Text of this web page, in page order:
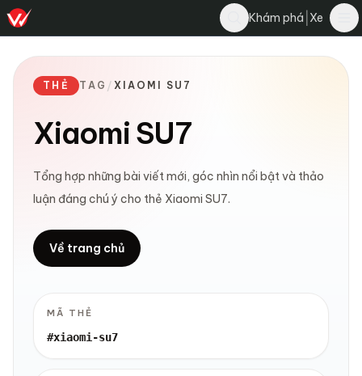
Khám phá Xe
THẺ TAG / XIAOMI SU7
Xiaomi SU7
Tổng hợp những bài viết mới, góc nhìn nổi bật và thảo
luận đáng chú ý cho thẻ Xiaomi SU7.
Về trang chủ
MÃ THẺ
#xiaomi-su7